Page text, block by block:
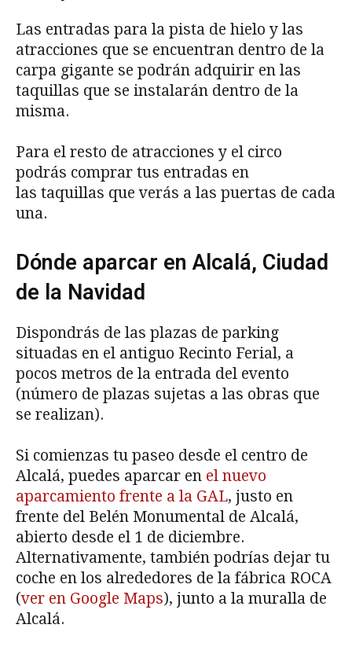
Las entradas para la pista de hielo y las
atracciones que se encuentran dentro de la
carpa gigante se podrán adquirir en las
taquillas que se instalarán dentro de la
misma.
Para el resto de atracciones y el circo
podrás comprar tus entradas en
las taquillas que verás a las puertas de cada
una.
Dónde aparcar en Alcalá, Ciudad
de la Navidad
Dispondrás de las plazas de parking
situadas en el antiguo Recinto Ferial, a
pocos metros de la entrada del evento
(número de plazas sujetas a las obras que
se realizan).
Si comienzas tu paseo desde el centro de
Alcalá, puedes aparcar en el nuevo
aparcamiento frente a la GAL, justo en
frente del Belén Monumental de Alcalá,
abierto desde el 1 de diciembre.
Alternativamente, también podrías dejar tu
coche en los alrededores de la fábrica ROCA
(ver en Google Maps), junto a la muralla de
Alcalá.